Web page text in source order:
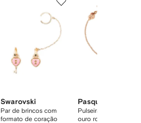
Swarovski
Par de brincos com
formato de coração
Pasquale Bruni
Pulseira Petit Joli em
ouro rosé 18k com